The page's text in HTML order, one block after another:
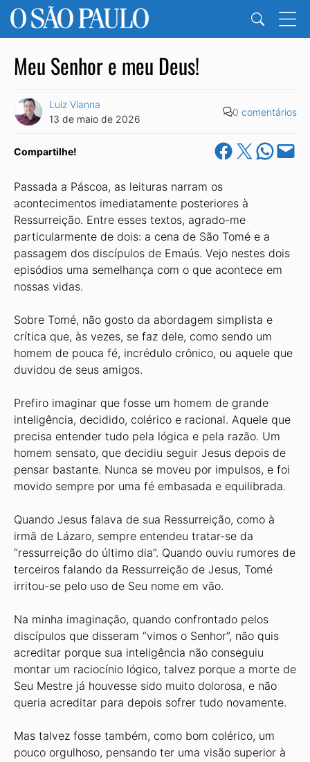
Meu Senhor e meu Deus!
Luiz Vianna
13 de maio de 2026
0 comentários
Compartilhe! Share on Facebook
Share on X Share on
Email this
Passada a Páscoa, as leituras narram os
acontecimentos imediatamente posteriores à
Ressurreição. Entre esses textos, agrado-me
particularmente de dois: a cena de São Tomé e a
passagem dos discípulos de Emaús. Vejo nestes dois
episódios uma semelhança com o que acontece em
nossas vidas.
Sobre Tomé, não gosto da abordagem simplista e
crítica que, às vezes, se faz dele, como sendo um
homem de pouca fé, incrédulo crônico, ou aquele que
duvidou de seus amigos.
Prefiro imaginar que fosse um homem de grande
inteligência, decidido, colérico e racional. Aquele que
precisa entender tudo pela lógica e pela razão. Um
homem sensato, que decidiu seguir Jesus depois de
pensar bastante. Nunca se moveu por impulsos, e foi
movido sempre por uma fé embasada e equilibrada.
Quando Jesus falava de sua Ressurreição, como à
irmã de Lázaro, sempre entendeu tratar-se da
“ressurreição do último dia”. Quando ouviu rumores de
terceiros falando da Ressurreição de Jesus, Tomé
irritou-se pelo uso de Seu nome em vão.
Na minha imaginação, quando confrontado pelos
discípulos que disseram “vimos o Senhor”, não quis
acreditar porque sua inteligência não conseguiu
montar um raciocínio lógico, talvez porque a morte de
Seu Mestre já houvesse sido muito dolorosa, e não
queria acreditar para depois sofrer tudo novamente.
Mas talvez fosse também, como bom colérico, um
pouco orgulhoso, pensando ter uma visão superior à